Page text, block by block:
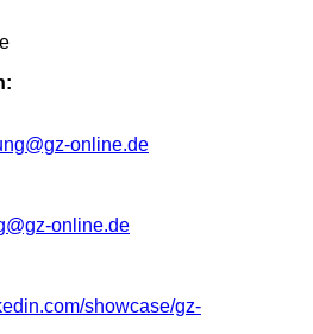
online.de
online.de
showcase/gz-